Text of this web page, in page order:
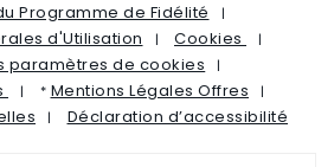
Programme de Fidélité
d'Utilisation
Cookies
paramètres de cookies
* Mentions Légales Offres
Déclaration d’accessibilité